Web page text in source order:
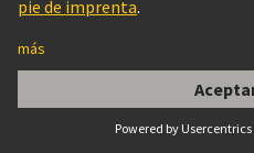
contacto con